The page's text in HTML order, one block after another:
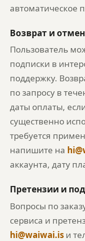
автоматическое
Возврат и
Пользователь
подписки в
поддержку.
по запросу в
даты оплаты,
существенно
требуется
напишите на
аккаунта, дату
Претензии и
Вопросы по
сервиса и
hi@waiwai.is и